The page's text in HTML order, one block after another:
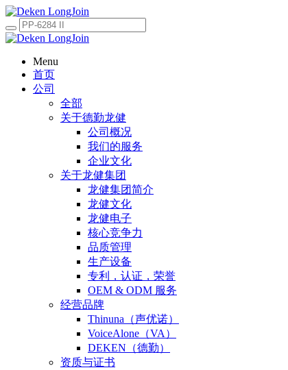
Menu
首页
公司
全部
关于德勤龙健
公司概况
我们的服务
企业文化
关于龙健集团
龙健集团简介
龙健文化
龙健电子
核心竞争力
品质管理
生产设备
专利，认证，荣誉
OEM & ODM 服务
经营品牌
Thinuna（声优诺）
VoiceAlone（VA）
DEKEN（德勤）
资质与证书